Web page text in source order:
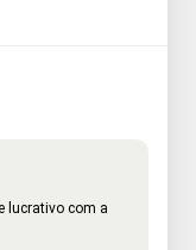
lucrativo com a